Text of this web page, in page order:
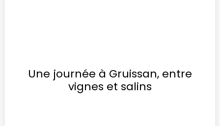
Une journée à Gruissan, entre
vignes et salins